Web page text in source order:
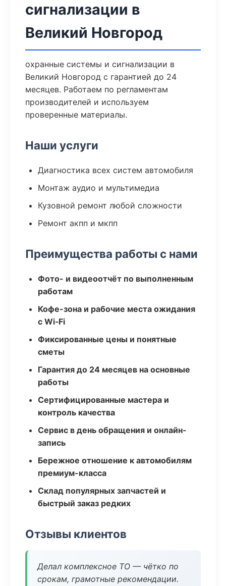
сигнализации в
Великий Новгород
охранные системы и сигнализации в
Великий Новгород с гарантией до 24
месяцев. Работаем по регламентам
производителей и используем
проверенные материалы.
Наши услуги
Диагностика всех систем автомобиля
Монтаж аудио и мультимедиа
Кузовной ремонт любой сложности
Ремонт акпп и мкпп
Преимущества работы с нами
Фото- и видеоотчёт по выполненным
работам
Кофе-зона и рабочие места ожидания
с Wi‑Fi
Фиксированные цены и понятные
сметы
Гарантия до 24 месяцев на основные
работы
Сертифицированные мастера и
контроль качества
Сервис в день обращения и онлайн-
запись
Бережное отношение к автомобилям
премиум-класса
Склад популярных запчастей и
быстрый заказ редких
Отзывы клиентов
Делал комплексное ТО — чётко по
срокам, грамотные рекомендации.